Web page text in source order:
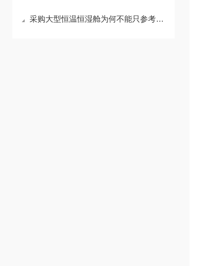
采购大型恒温恒湿舱为何不能只参考小型箱温湿度精度标准？